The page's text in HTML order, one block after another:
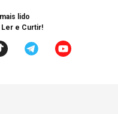
lido
Ler e Curtir!